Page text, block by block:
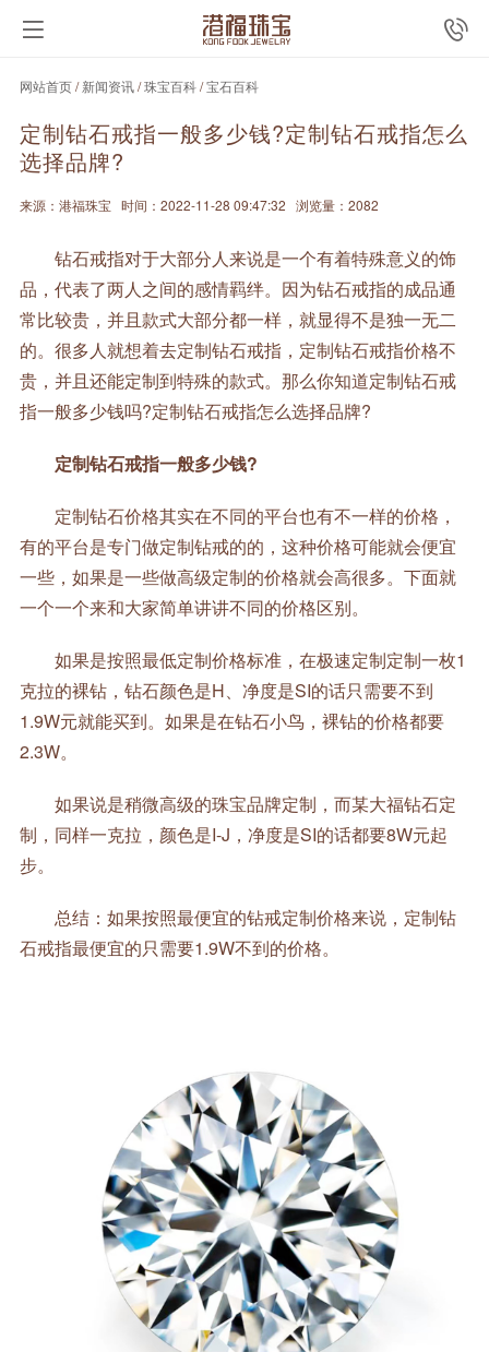
网站首页/新闻资讯/珠宝百科/宝石百科
定制钻石戒指一般多少钱?定制钻石戒指怎么
选择品牌?
来源：港福珠宝 时间：2022-11-28 09:47:32 浏览量：2082
钻石戒指对于大部分人来说是一个有着特殊意义的饰
品，代表了两人之间的感情羁绊。因为钻石戒指的成品通
常比较贵，并且款式大部分都一样，就显得不是独一无二
的。很多人就想着去定制钻石戒指，定制钻石戒指价格不
贵，并且还能定制到特殊的款式。那么你知道定制钻石戒
指一般多少钱吗?定制钻石戒指怎么选择品牌?
定制钻石戒指一般多少钱?
定制钻石价格其实在不同的平台也有不一样的价格，
有的平台是专门做定制钻戒的的，这种价格可能就会便宜
一些，如果是一些做高级定制的价格就会高很多。下面就
一个一个来和大家简单讲讲不同的价格区别。
如果是按照最低定制价格标准，在极速定制定制一枚1
克拉的裸钻，钻石颜色是H、净度是SI的话只需要不到
1.9W元就能买到。如果是在钻石小鸟，裸钻的价格都要
2.3W。
如果说是稍微高级的珠宝品牌定制，而某大福钻石定
制，同样一克拉，颜色是I-J，净度是SI的话都要8W元起
步。
总结：如果按照最便宜的钻戒定制价格来说，定制钻
石戒指最便宜的只需要1.9W不到的价格。